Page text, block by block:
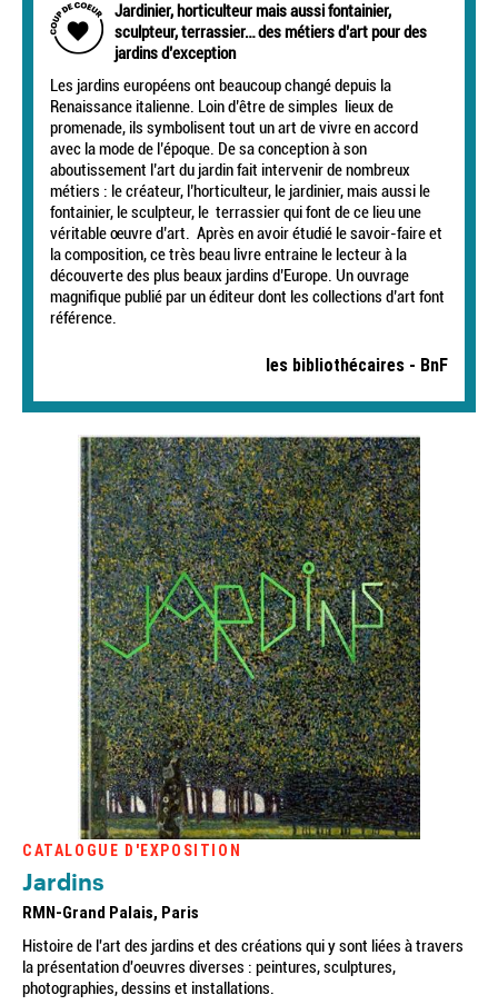
Jardinier, horticulteur mais aussi fontainier,
sculpteur, terrassier… des métiers d’art pour des
jardins d’exception
Les jardins européens ont beaucoup changé depuis la
Renaissance italienne. Loin d’être de simples lieux de
promenade, ils symbolisent tout un art de vivre en accord
avec la mode de l’époque. De sa conception à son
aboutissement l’art du jardin fait intervenir de nombreux
métiers : le créateur, l’horticulteur, le jardinier, mais aussi le
fontainier, le sculpteur, le terrassier qui font de ce lieu une
véritable œuvre d’art. Après en avoir étudié le savoir-faire et
la composition, ce très beau livre entraine le lecteur à la
découverte des plus beaux jardins d’Europe. Un ouvrage
magnifique publié par un éditeur dont les collections d’art font
référence.
les bibliothécaires - BnF
CATALOGUE D'EXPOSITION
Jardins
RMN-Grand Palais, Paris
Histoire de l'art des jardins et des créations qui y sont liées à travers
la présentation d'oeuvres diverses : peintures, sculptures,
photographies, dessins et installations.